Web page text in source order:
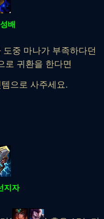
배
중 마나가 부족하다던
로 귀환을 한다면
으로 사주세요.
지자